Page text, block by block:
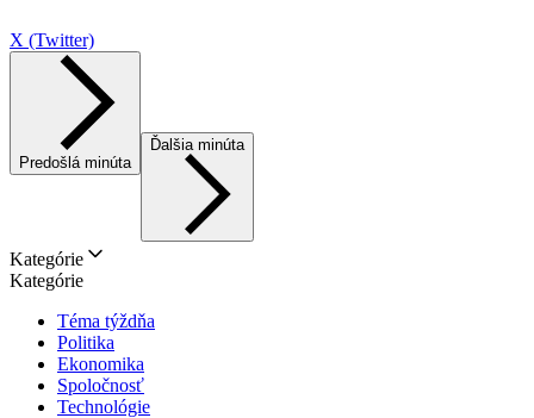
X (Twitter)
Predošlá minúta
Ďalšia minúta
Kategórie
Kategórie
Téma týždňa
Politika
Ekonomika
Spoločnosť
Technológie